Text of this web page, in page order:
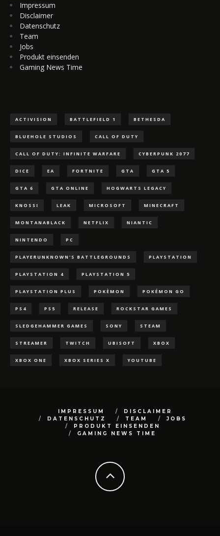
Impressum
Disclaimer
Datenschutz
Team
Jobs
Produkt einsenden
Gaming News Time
ACTIVISION BATTLEFIELD 1 BETHESDA
BLUEHOLE STUDIOS CALL OF DUTY
CALL OF DUTY: INFINITE WARFARE CYBERPUNK 2077
DICE EA FORTNITE GTA GTA 5
GTA 6 GTA ONLINE HOGWARTS LEGACY
KNOSSI LEAK MICROSOFT MINECRAFT
MONTANABLACK NETFLIX NIANTIC
NINTENDO PC
PLAYERUNKNOWN'S BATTLEGROUNDS PLAYSTATION
PLAYSTATION 4 PLAYSTATION 5
PLAYSTATION PLUS POKÈMON POKÉMON GO
PS4 PS5 RELEASE ROCKSTAR GAMES
SLEDGEHAMMER GAMES SONY STEAM
STREAMER TWITCH UBISOFT XBOX
XBOX ONE XBOX SERIES X YOUTUBE
IMPRESSUM
DISCLAIMER
DATENSCHUTZ
TEAM
JOBS
PRODUKT EINSENDEN
GAMING NEWS TIME